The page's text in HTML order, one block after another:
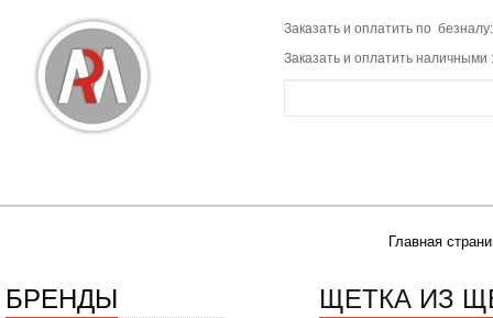
Заказать и оплатить по
Заказать и оплатить наличными
Главная
БРЕНДЫ
ЩЕТКА ИЗ